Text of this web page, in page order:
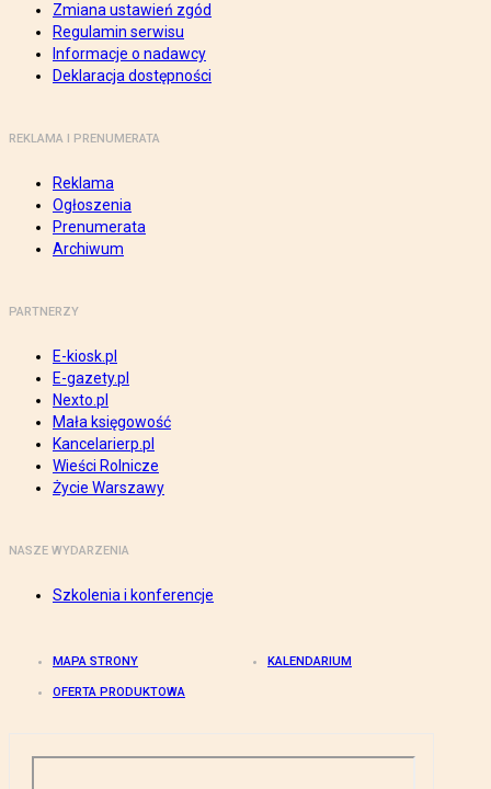
Zmiana ustawień zgód
Regulamin serwisu
Informacje o nadawcy
Deklaracja dostępności
REKLAMA I PRENUMERATA
Reklama
Ogłoszenia
Prenumerata
Archiwum
PARTNERZY
E-kiosk.pl
E-gazety.pl
Nexto.pl
Mała księgowość
Kancelarierp.pl
Wieści Rolnicze
Życie Warszawy
NASZE WYDARZENIA
Szkolenia i konferencje
MAPA STRONY KALENDARIUM
OFERTA PRODUKTOWA